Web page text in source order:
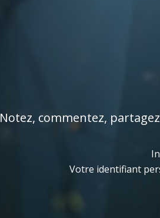
Notez, commentez,
Votre identifiant